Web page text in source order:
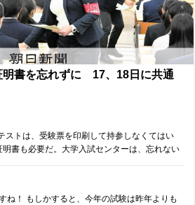
は分かりませんが、本日、全企画が中止とな
を感じます。 明日17日(日)、五月祭が無事に
受験生が「自分もこの場所に立ちたい」と思
を祈っています。 ※追記： 5月16日(土)20:00
月祭開催が決定したとのことです！
明書を忘れずに 17、18日に共通
トは、受験票を印刷して持参しなくてはい
書も必要だ。大学入試センターは、忘れない
ね！ もしかすると、今年の試験は昨年よりも